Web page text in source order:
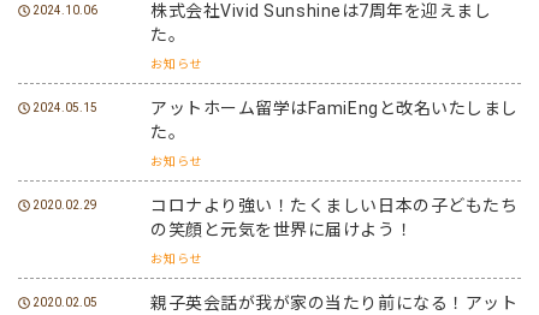
2024.10.06
株式会社Vivid Sunshineは7周年を迎えまし
た。
お知らせ
2024.05.15
アットホーム留学はFamiEngと改名いたしまし
た。
お知らせ
2020.02.29
コロナより強い！たくましい日本の子どもたち
の笑顔と元気を世界に届けよう！
お知らせ
2020.02.05
親子英会話が我が家の当たり前になる！アット